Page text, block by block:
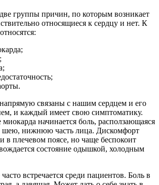
группы причин, по которым возникает
относящиеся к сердцу и нет. К
связаны с нашим сердцем и его
и каждый имеет свою симптоматику.
начинается боль, расползающаяся
шею, нижнюю часть лица. Дискомфорт
в плечевом поясе, но чаще беспокоит
состояние одышкой, холодным
встречается среди пациентов. Боль в